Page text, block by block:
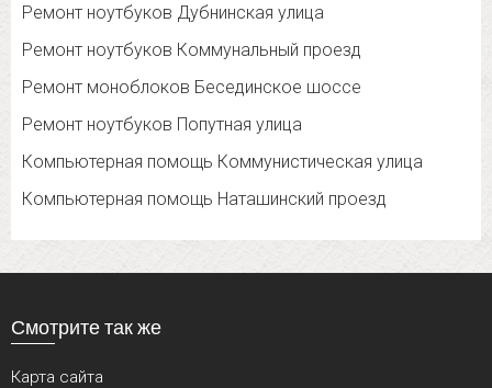
Ремонт ноутбуков Дубнинская улица
Ремонт ноутбуков Коммунальный проезд
Ремонт моноблоков Бесединское шоссе
Ремонт ноутбуков Попутная улица
Компьютерная помощь Коммунистическая улица
Компьютерная помощь Наташинский проезд
Смотрите так же
Карта сайта